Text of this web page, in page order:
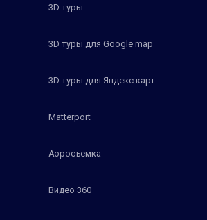
3D туры
3D туры для Google map
3D туры для Яндекс карт
Matterport
Аэросъемка
Видео 360